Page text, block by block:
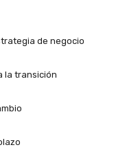
de negocio
transición